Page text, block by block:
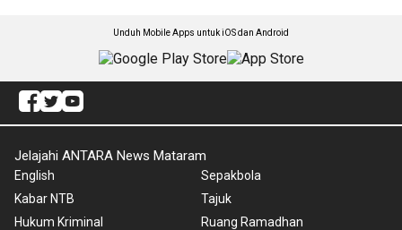
Unduh Mobile Apps untuk iOS dan Android
Jelajahi ANTARA News Mataram
English
Kabar NTB
Hukum Kriminal
Sepakbola
Tajuk
Ruang Ramadhan